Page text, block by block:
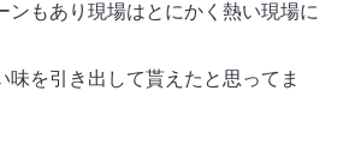
ンもあり現場はとにかく熱い現場に
味を引き出して貰えたと思ってま